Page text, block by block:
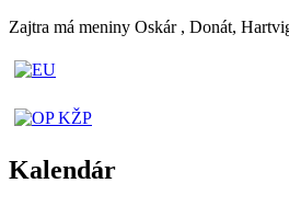
Zajtra má meniny Oskár , Donát,
Kalendár